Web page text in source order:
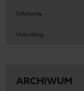
Szkolenia
Videoblog
ARCHIWUM